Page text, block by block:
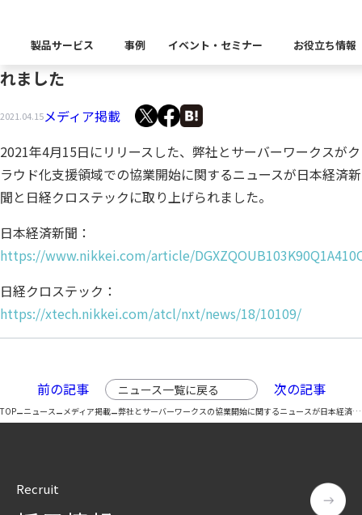
製品サービス
製品カテゴリー別
キーワードから探す
業界から探す
製品一覧
プラットフォームデータ資産管理ソフトウェア
テストソフトウェ
データベー
ソリ
データマスキングソフトウェア
データベース監査
データ統合データ可視化・活用基盤
データセキュリテ
テスト自デ
課題から探す
課題に関する製品をこちら
クラウド移行時のよく
キーワードから探す
SQLテスト
ディザスタリカバリ
業界から探す
業界特有の課題・ユースケ
建設業
製造業
運輸・物流業
Insight SQL Testing
Insight PISO
事例 イベント・セミナー
イベント セミナー
db tech showcase
お役立ち情報
Insight Blog CxOリレーブログ
CEOブログ
企業理念 代表あいさつ
会社概要 沿革 役員紹介
パートナー
ースが日本経済新聞と日経クロステックに掲載さ
れました
2021.04.15メディア掲載
2021年4月15日にリリースした、弊社とサーバーワークスがク
ラウド化支援領域での協業開始に関するニュースが日本経済新
聞と日経クロステックに取り上げられました。
日本経済新聞：
https://www.nikkei.com/article/
日経クロステック：
https://xtech.nikkei.com/atcl/nxt/news/18/10109/
前の記事 次の記事
ニュース一覧に戻る
TOP–ニュース–メディア掲載– 弊社とサーバーワークスの協業開始に関するニュースが日本経済新聞と日経クロステックに掲載されました
Recruit